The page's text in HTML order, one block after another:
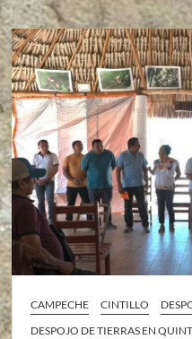
CAMPECHE CINTILLO
DESPOJO DE TIERRAS EN